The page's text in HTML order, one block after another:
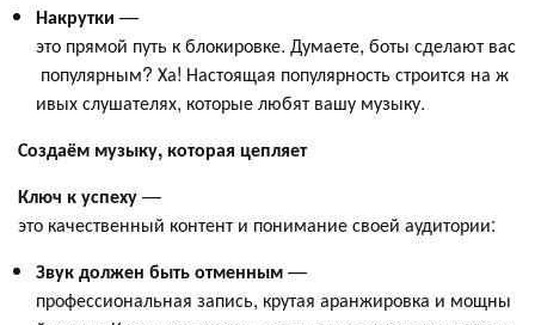
Накрутки —
это прямой путь к блокировке. Думаете, боты сделают вас
популярным? Ха! Настоящая популярность строится на ж
ивых слушателях, которые любят вашу музыку.
Создаём музыку, которая цепляет
Ключ к успеху—
это качественный контент и понимание своей аудитории:
Звук должен быть отменным—
профессиональная запись, крутая аранжировка и мощны